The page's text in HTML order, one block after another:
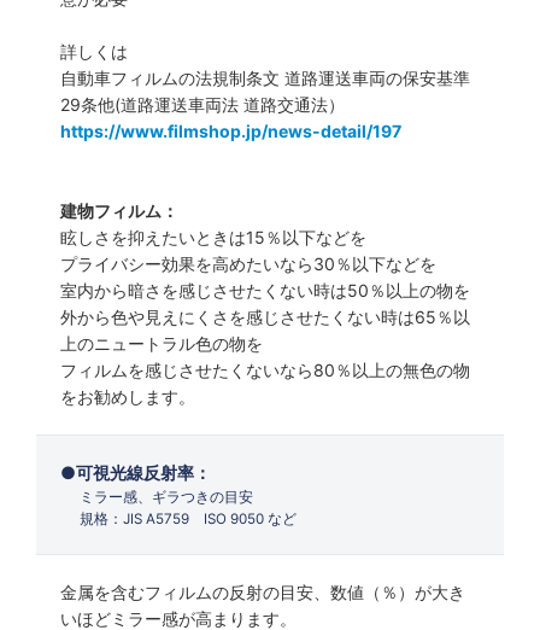
詳しくは
自動車フィルムの法規制条文 道路運送車両の保安基準
29条他(道路運送車両法 道路交通法）
https://www.filmshop.jp/news-detail/197
建物フィルム：
眩しさを抑えたいときは15％以下などを
プライバシー効果を高めたいなら30％以下などを
室内から暗さを感じさせたくない時は50％以上の物を
外から色や見えにくさを感じさせたくない時は65％以
上のニュートラル色の物を
フィルムを感じさせたくないなら80％以上の無色の物
をお勧めします。
可視光線反射率：
ミラー感、ギラつきの目安
規格：JIS A5759 ISO 9050 など
金属を含むフィルムの反射の目安、数値（％）が大き
いほどミラー感が高まります。